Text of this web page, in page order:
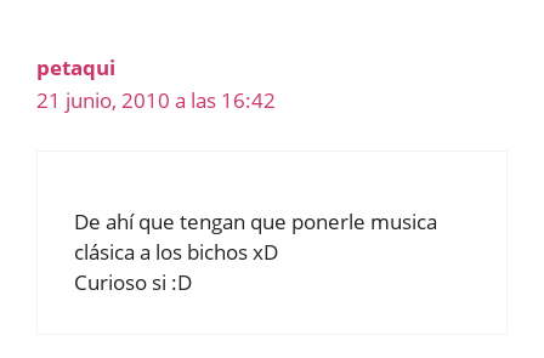
petaqui
21 junio, 2010 a las 16:42
De ahí que tengan que ponerle musica
clásica a los bichos xD
Curioso si :D